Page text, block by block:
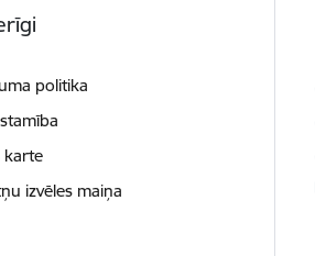
politika
karte
izvēles maiņa